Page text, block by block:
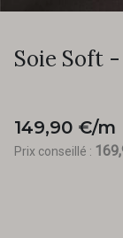
Soie Soft
149,90 €/m
Prix conseillé :